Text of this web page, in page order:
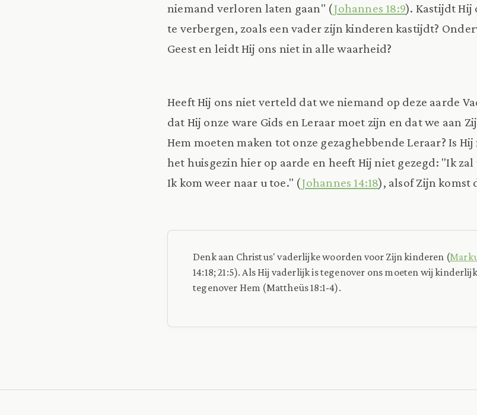
niemand verloren laten gaan" (Johannes 18:9). Kastijdt Hij
te verbergen, zoals een vader zijn kinderen kastijdt?
Geest en leidt Hij ons niet in alle waarheid?
Heeft Hij ons niet verteld dat we niemand op deze aarde
dat Hij onze ware Gids en Leraar moet zijn en dat we aan
Hem moeten maken tot onze gezaghebbende Leraar? Is
het huisgezin hier op aarde en heeft Hij niet gezegd: "Ik
Ik kom weer naar u toe." (Johannes 14:18), alsof Zijn komst
Denk aan Christus' vaderlijke woorden voor Zijn kinderen (
14:18; 21:5). Als Hij vaderlijk is tegenover ons moeten wij
tegenover Hem (Mattheüs 18:1-4).